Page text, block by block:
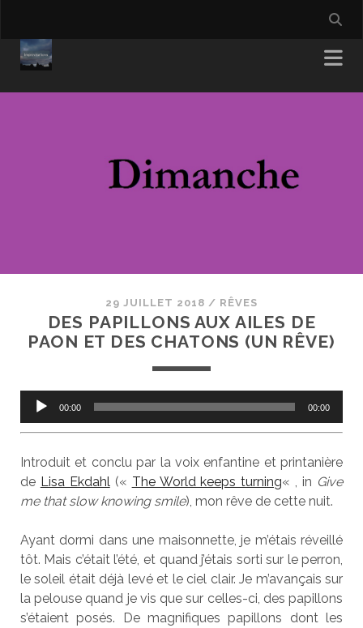
29 JUILLET 2018 / RÊVES
DES PAPILLONS AUX AILES DE
PAON ET DES CHATONS (UN RÊVE)
Lecteur
00:00 00:00
Introduit et conclu par la voix enfantine et printanière
de Lisa Ekdahl(« The World keeps turning« , in Give
me that slow knowing smile), mon rêve de cette nuit.
Ayant dormi dans une maisonnette, je m’étais réveillé
tôt. Mais c’était l’été, et quand j’étais sorti sur le perron,
le soleil était déjà levé et le ciel clair. Je m’avançais sur
la pelouse quand je vis que sur celles-ci, des papillons
s’étaient posés. De magnifiques papillons dont les